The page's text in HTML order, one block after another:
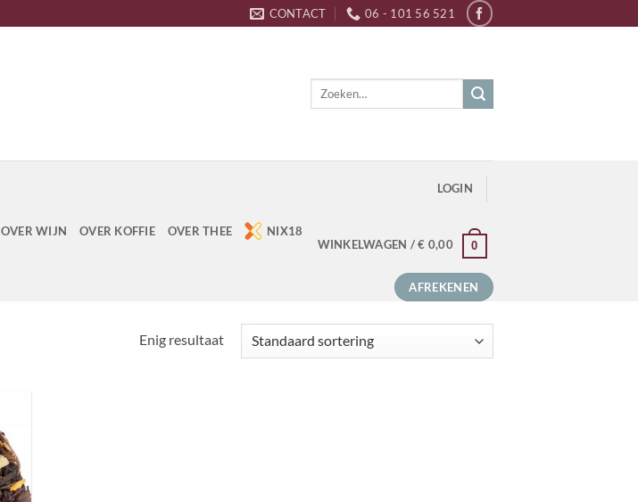
CONTACT 06 - 101 56 521
Zoeken
OVER WIJN OVER KOFFIE OVER THEE NIX18
LOGIN
WINKELWAGEN /€ 0,00 0
AFREKENEN
Enig resultaat